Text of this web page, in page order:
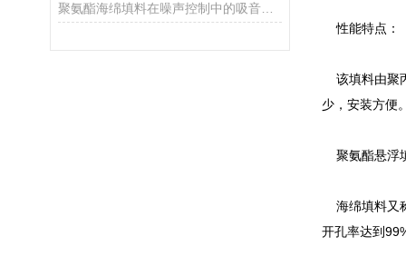
聚氨酯海绵填料在噪声控制中的吸音效果分析
性能特点：
该填料由聚
少，安装方便
聚氨酯悬浮
海绵填料又
开孔率达到